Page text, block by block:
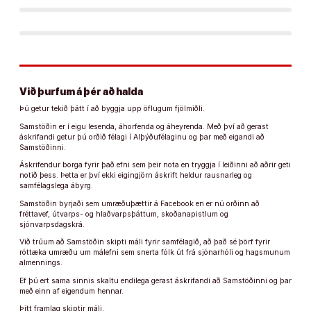
Við þurfum á þér að halda
Þú getur tekið þátt í að byggja upp öflugum fjölmiðli.
Samstöðin er í eigu lesenda, áhorfenda og áheyrenda. Með því að gerast
áskrifandi getur þú orðið félagi í Alþýðufélaginu og þar með eigandi að
Samstöðinni.
Áskrifendur borga fyrir það efni sem þeir nota en tryggja í leiðinni að aðrir geti
notið þess. Þetta er því ekki eigingjörn áskrift heldur rausnarleg og
samfélagslega ábyrg.
Samstöðin byrjaði sem umræðuþættir á Facebook en er nú orðinn að
fréttavef, útvarps- og hlaðvarpsþáttum, skoðanapistlum og
sjónvarpsdagskrá.
Við trúum að Samstöðin skipti máli fyrir samfélagið, að það sé þörf fyrir
róttæka umræðu um málefni sem snerta fólk út frá sjónarhóli og hagsmunum
almennings.
Ef þú ert sama sinnis skaltu endilega gerast áskrifandi að Samstöðinni og þar
með einn af eigendum hennar.
Þitt framlag skiptir máli.